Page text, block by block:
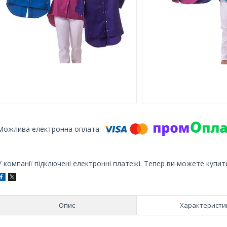
компанії підключені електронні платежі. Тепер ви можете
Опис